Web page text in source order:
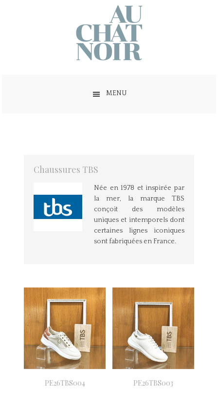
MENU
Chaussures TBS
Née en 1978 et inspirée par
la mer, la marque TBS
conçoit des modèles
uniques et intemporels dont
certaines lignes iconiques
sont fabriquées en France.
PE26TBS004 PE26TBS003